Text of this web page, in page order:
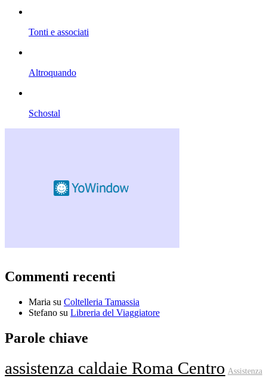
Tonti e associati
Altroquando
Schostal
Commenti recenti
Maria su Coltelleria Tamassia
Stefano su Libreria del Viaggiatore
Parole chiave
assistenza caldaie Roma Centro Assistenza